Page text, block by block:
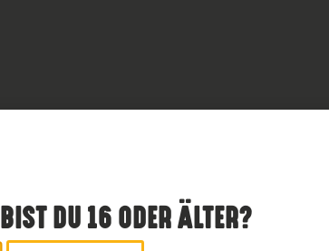
BIST DU 16 ODER ÄLTER?